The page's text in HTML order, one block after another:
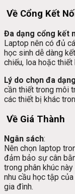
Về Cổng Kết
Đa dạng cổng kết
Laptop nên có đủ
học sinh dễ dàng
chiếu, loa hoặc
Lý do chọn đa
cần thiết trong môi
các thiết bị khác
Về Giá Thành
Ngân sách:
Nên chọn laptop
đảm bảo sự cân
trong phân khúc
nhu cầu học tập
gia đình.